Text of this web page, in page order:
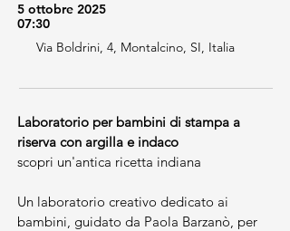
5 ottobre 2025
07:30
Via Boldrini, 4, Montalcino, SI, Italia
Laboratorio per bambini di stampa a
riserva con argilla e indaco
scopri un'antica ricetta indiana
Un laboratorio creativo dedicato ai
bambini, guidato da Paola Barzanò, per